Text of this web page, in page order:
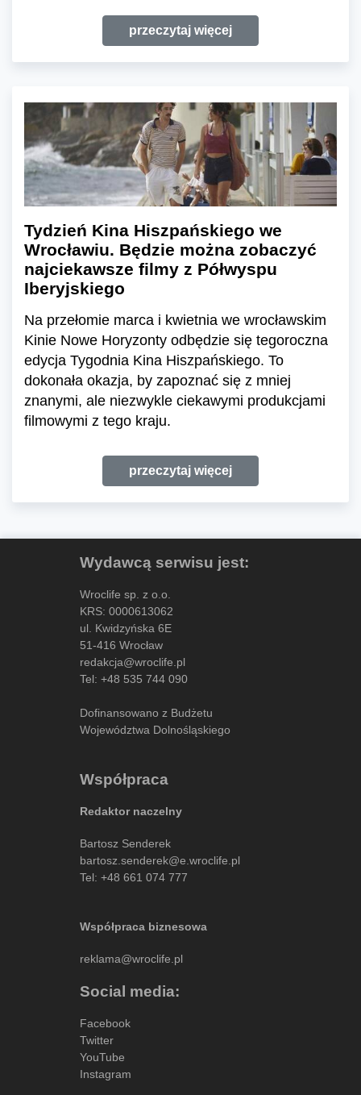
przeczytaj więcej
Tydzień Kina Hiszpańskiego we
Wrocławiu. Będzie można zobaczyć
najciekawsze filmy z Półwyspu
Iberyjskiego
Na przełomie marca i kwietnia we wrocławskim
Kinie Nowe Horyzonty odbędzie się tegoroczna
edycja Tygodnia Kina Hiszpańskiego. To
dokonała okazja, by zapoznać się z mniej
znanymi, ale niezwykle ciekawymi produkcjami
filmowymi z tego kraju.
przeczytaj więcej
Wydawcą serwisu jest:
Wroclife sp. z o.o.
KRS: 0000613062
ul. Kwidzyńska 6E
51-416 Wrocław
redakcja@wroclife.pl
Tel: +48 535 744 090
Dofinansowano z Budżetu
Województwa Dolnośląskiego
Współpraca
Redaktor naczelny
Bartosz Senderek
bartosz.senderek@e.wroclife.pl
Tel: +48 661 074 777
Współpraca biznesowa
reklama@wroclife.pl
Social media:
Facebook
Twitter
YouTube
Instagram